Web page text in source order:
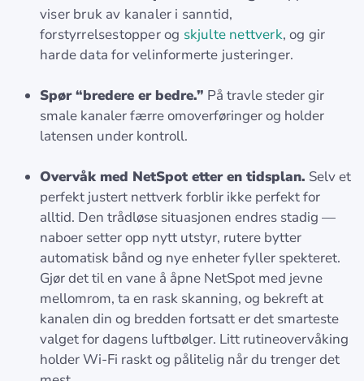
viser bruk av kanaler i sanntid,
forstyrrelsestopper og skjulte nettverk, og gir
harde data for velinformerte justeringer.
Spør “bredere er bedre.” På travle steder gir
smale kanaler færre omoverføringer og holder
latensen under kontroll.
Overvåk med NetSpot etter en tidsplan. Selv et
perfekt justert nettverk forblir ikke perfekt for
alltid. Den trådløse situasjonen endres stadig —
naboer setter opp nytt utstyr, rutere bytter
automatisk bånd og nye enheter fyller spekteret.
Gjør det til en vane å åpne NetSpot med jevne
mellomrom, ta en rask skanning, og bekreft at
kanalen din og bredden fortsatt er det smarteste
valget for dagens luftbølger. Litt rutineovervåking
holder Wi-Fi raskt og pålitelig når du trenger det